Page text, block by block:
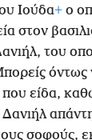
Ιούδα+ ο
στον
του
όντως
είδα,
σοφούς,